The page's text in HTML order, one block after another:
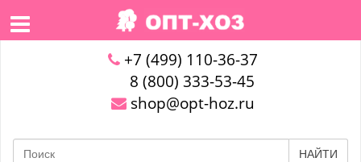
+7 (499) 110-36-37
8 (800) 333-53-45
shop@opt-hoz.ru
НАЙТИ